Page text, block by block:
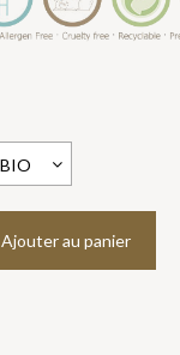
Ajouter au panier